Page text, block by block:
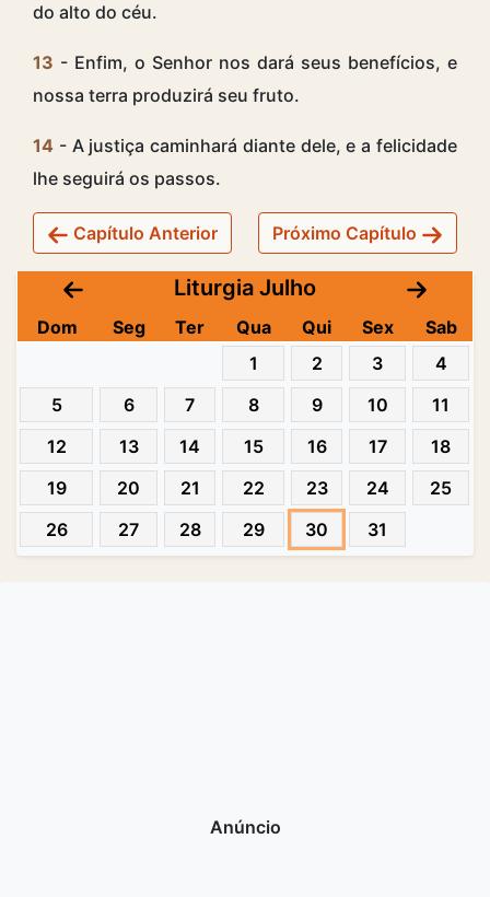
do alto do céu.
13 - Enfim, o Senhor nos dará seus benefícios, e
nossa terra produzirá seu fruto.
14 - A justiça caminhará diante dele, e a felicidade
lhe seguirá os passos.
Capítulo Anterior Próximo Capítulo
Liturgia Julho
Dom Seg Ter Qua Qui Sex
Sab
1
2 3
4
5
6 7 8 9 10
11
12
13 14 15 16 17
18
19
20 21 22 23 24
25
26
27 28 29 30 31